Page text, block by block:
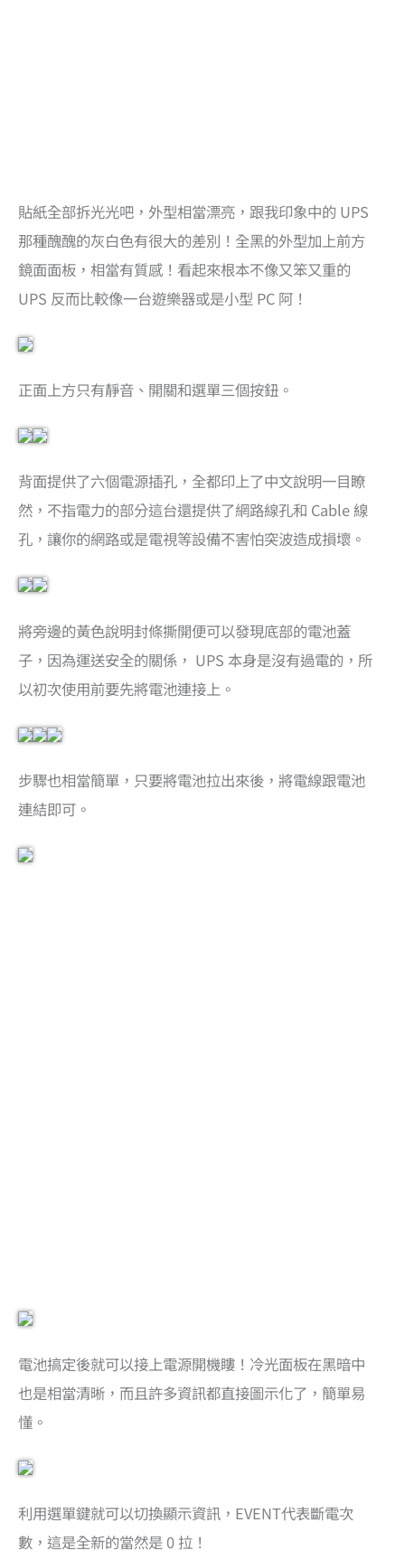
貼紙全部拆光光吧，外型相當漂亮，跟我印象中的 UPS
那種醜醜的灰白色有很大的差別！全黑的外型加上前方
鏡面面板，相當有質感！看起來根本不像又笨又重的
UPS 反而比較像一台遊樂器或是小型 PC 阿！
正面上方只有靜音、開關和選單三個按鈕。
背面提供了六個電源插孔，全都印上了中文說明一目瞭
然，不指電力的部分這台還提供了網路線孔和 Cable 線
孔，讓你的網路或是電視等設備不害怕突波造成損壞。
將旁邊的黃色說明封條撕開便可以發現底部的電池蓋
子，因為運送安全的關係， UPS 本身是沒有過電的，所
以初次使用前要先將電池連接上。
步驟也相當簡單，只要將電池拉出來後，將電線跟電池
連結即可。
電池搞定後就可以接上電源開機瞜！冷光面板在黑暗中
也是相當清晰，而且許多資訊都直接圖示化了，簡單易
懂。
利用選單鍵就可以切換顯示資訊，EVENT代表斷電次
數，這是全新的當然是 0 拉！